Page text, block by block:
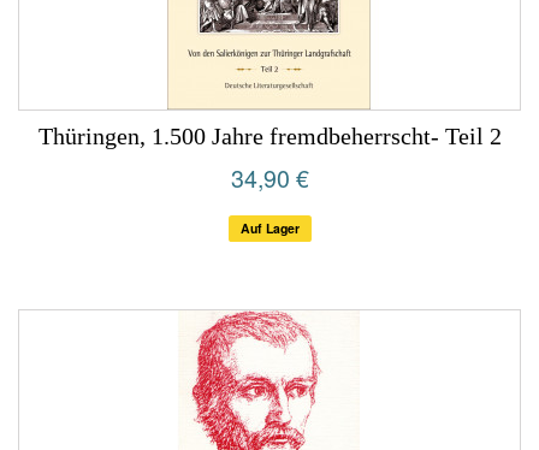
Thüringen, 1.500 Jahre fremdbeherrscht- Teil 2
34,90 €
Auf Lager